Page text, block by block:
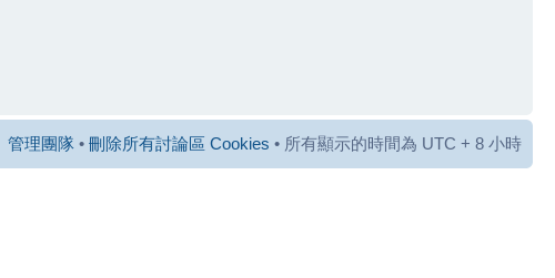
管理團隊 • 刪除所有討論區 Cookies • 所有顯示的時間為 UTC + 8 小時